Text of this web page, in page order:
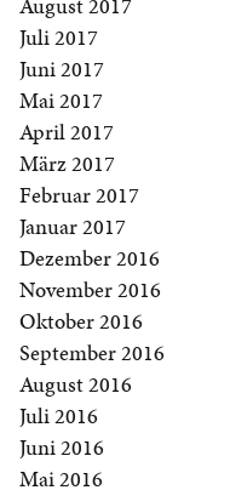
Juli 2017
Juni 2017
Mai 2017
April 2017
März 2017
Februar 2017
Januar 2017
Dezember 2016
November 2016
Oktober 2016
September 2016
August 2016
Juli 2016
Juni 2016
Mai 2016